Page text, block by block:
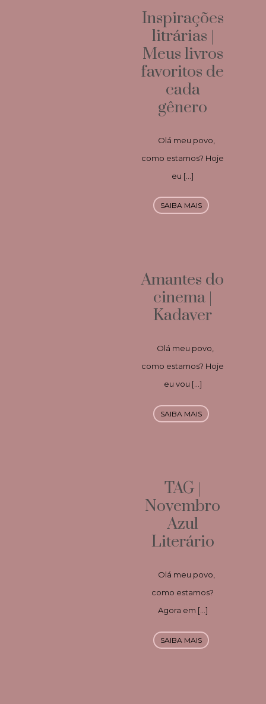
Inspirações
litrárias |
Meus livros
favoritos de
cada
gênero
Olá meu povo,
como estamos? Hoje
eu […]
SAIBA MAIS
Amantes do
cinema |
Kadaver
Olá meu povo,
como estamos? Hoje
eu vou […]
SAIBA MAIS
TAG |
Novembro
Azul
Literário
Olá meu povo,
como estamos?
Agora em […]
SAIBA MAIS